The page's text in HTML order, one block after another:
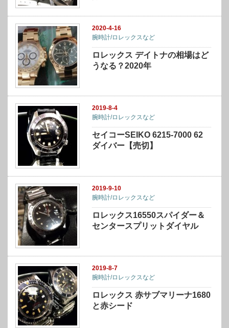
2020-4-16
腕時計/ロレックスなど
ロレックス デイトナの相場はど
うなる？2020年
2019-8-4
腕時計/ロレックスなど
セイコーSEIKO 6215-7000 62
ダイバー【売切】
2019-9-10
腕時計/ロレックスなど
ロレックス16550スパイダー＆
センタースプリットダイヤル
2019-8-7
腕時計/ロレックスなど
ロレックス 赤サブマリーナ1680
と赤シード